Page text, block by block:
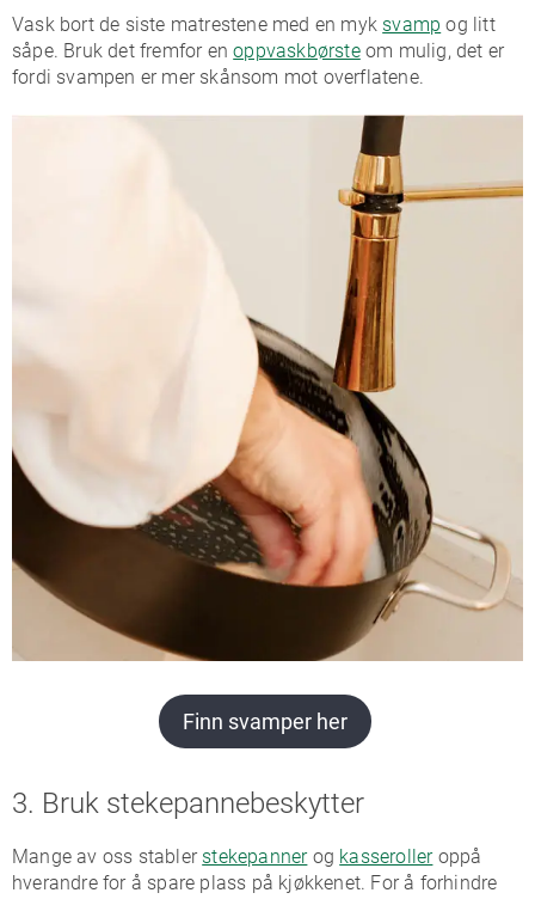
Vask bort de siste matrestene med en myk svamp og litt
såpe. Bruk det fremfor enoppvaskbørsteom mulig, det er
fordi svampen er mer skånsom mot overflatene.
Finn svamper her
3. Bruk stekepannebeskytter
Mange av oss stabler stekepannerog kasserolleroppå
hverandre for å spare plass på kjøkkenet. For å forhindre